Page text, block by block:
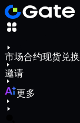
市场合约现货兑换
邀请
更多